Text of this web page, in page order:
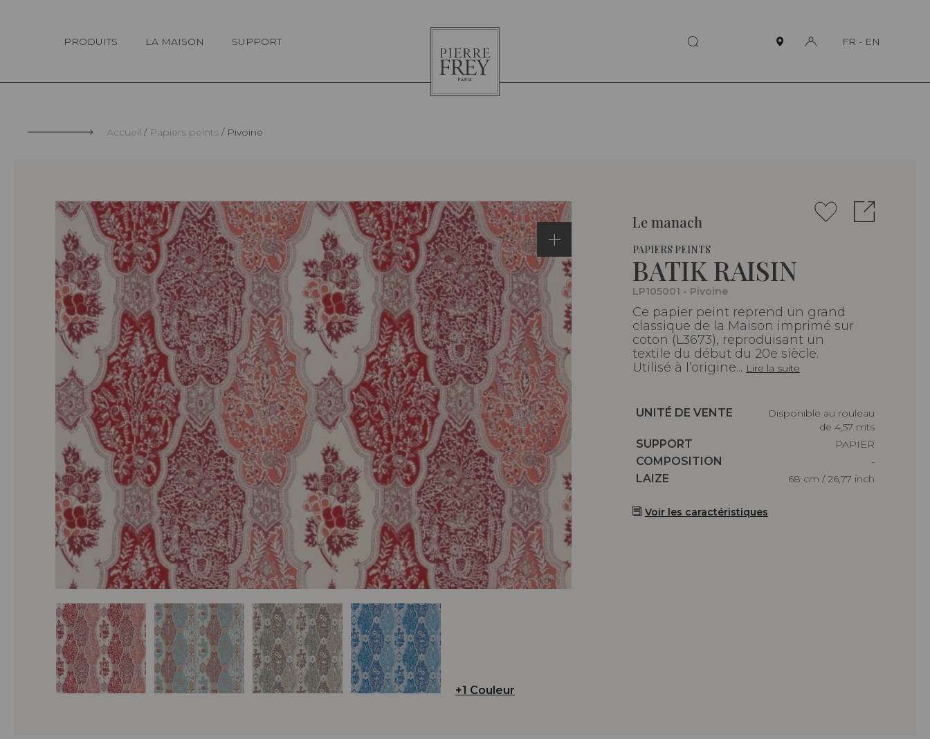
PRODUITS LA MAISON SUPPORT
Pierre
Frey
FR - EN
Accueil Papiers peints Pivoine
+1 Couleur
Le manach
PAPIERS PEINTS
BATIK RAISIN
LP105001 - Pivoine
Ce papier peint reprend un grand
classique de la Maison imprimé sur
coton (L3673), reproduisant un
textile du début du 20e siècle.
Utilisé à l’origine... Lire la suite
Caractéristiques
UNITÉ DE VENTE
Disponible au rouleau
de 4,57 mts
Caractéristiques
SUPPORT
PAPIER
Caractéristiques
COMPOSITION
-
Caractéristiques
LAIZE 68 cm / 26,77 inch
Voir les caractéristiques